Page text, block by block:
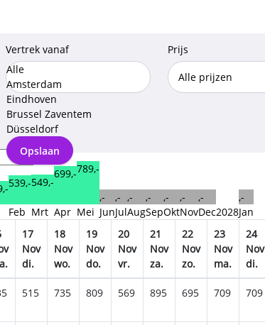
Vertrek vanaf
Alle
Amsterdam
Eindhoven
Brussel Zaventem
Düsseldorf
Opslaan
Prijs
539,-
Feb
549,-
Mrt
699,-
Apr
789,-
Mei
,-
Jun
,-
Jul
,-
Aug
,-
Sep
,-
Okt
,-
Nov
,-
Dec2028
,-
Jan
17
Nov
di.
18
Nov
wo.
19
Nov
do.
20
Nov
vr.
21
Nov
za.
22
Nov
zo.
23
Nov
ma.
24
Nov
di.
515 735 809 569 895 695 709 709